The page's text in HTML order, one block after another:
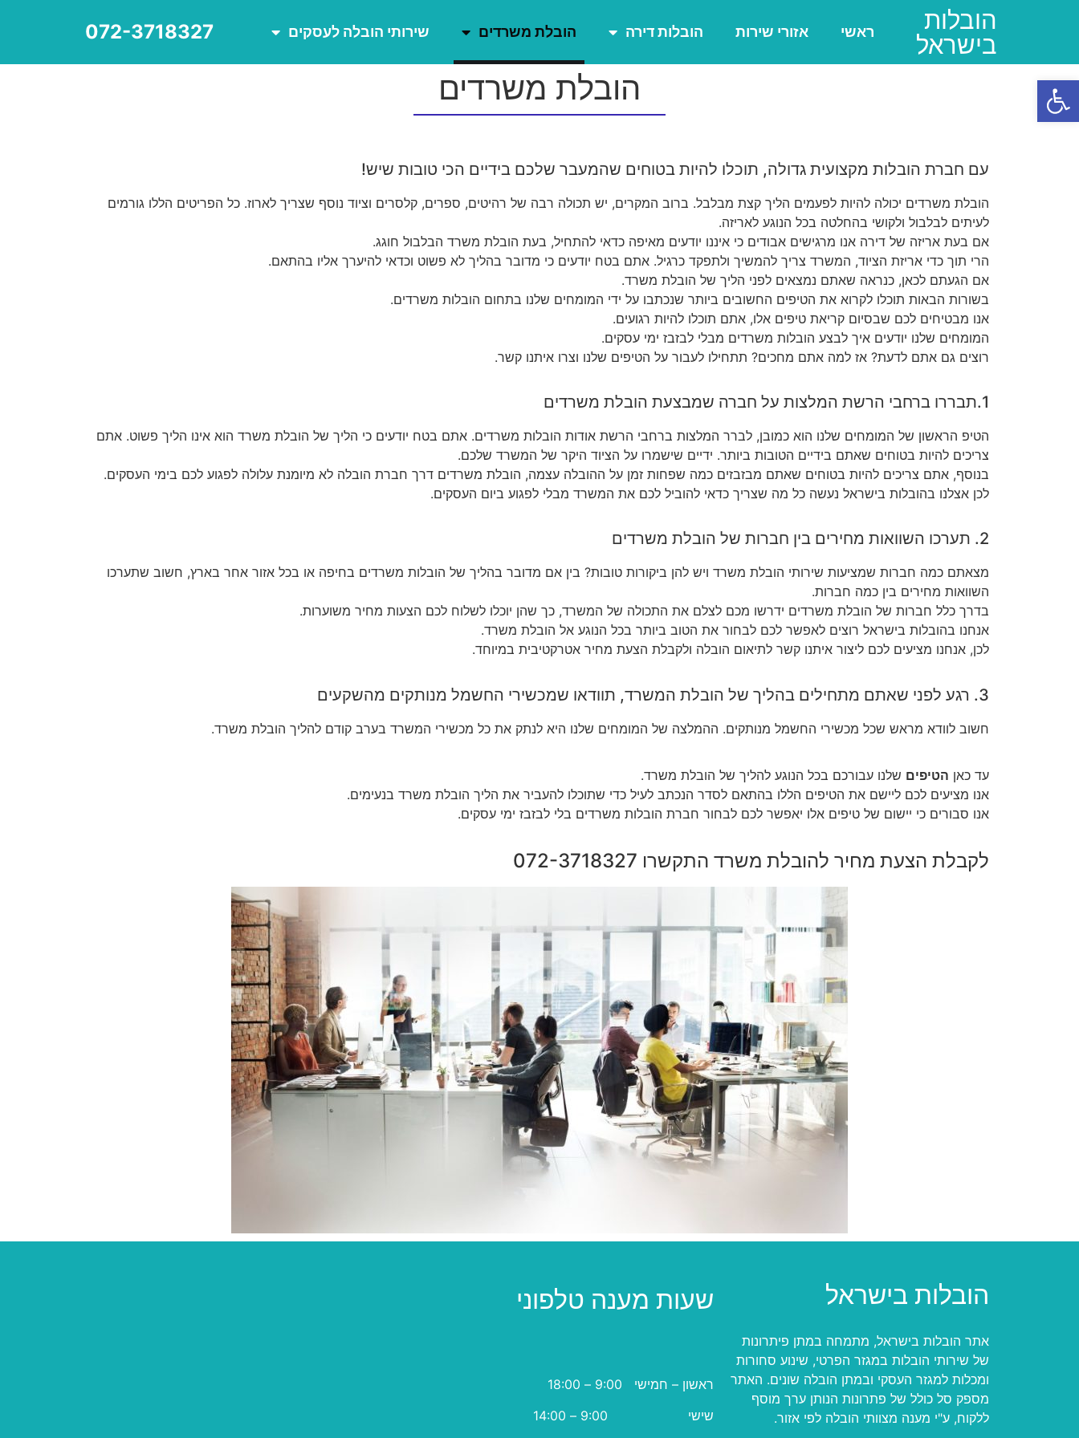
פתח סרגל נגישות
הובלות
בישראל
ראשי אזורי שירות הובלות דירה הובלת משרדים שירותי הובלה לעסקים 072-3718327
הובלת משרדים
עם חברת הובלות מקצועית גדולה, תוכלו להיות בטוחים שהמעבר שלכם בידיים הכי טובות שיש!
הובלת משרדים יכולה להיות לפעמים הליך קצת מבלבל. ברוב המקרים, יש תכולה רבה של רהיטים, ספרים, קלסרים וציוד נוסף שצריך לארוז. כל הפריטים הללו גורמים
לעיתים לבלבול ולקושי בהחלטה בכל הנוגע לאריזה.
אם בעת אריזה של דירה אנו מרגישים אבודים כי איננו יודעים מאיפה כדאי להתחיל, בעת הובלת משרד הבלבול חוגג.
הרי תוך כדי אריזת הציוד, המשרד צריך להמשיך ולתפקד כרגיל. אתם בטח יודעים כי מדובר בהליך לא פשוט וכדאי להיערך אליו בהתאם.
אם הגעתם לכאן, כנראה שאתם נמצאים לפני הליך של הובלת משרד.
בשורות הבאות תוכלו לקרוא את הטיפים החשובים ביותר שנכתבו על ידי המומחים שלנו בתחום הובלות משרדים.
אנו מבטיחים לכם שבסיום קריאת טיפים אלו, אתם תוכלו להיות רגועים.
המומחים שלנו יודעים איך לבצע הובלות משרדים מבלי לבזבז ימי עסקים.
רוצים גם אתם לדעת? אז למה אתם מחכים? תתחילו לעבור על הטיפים שלנו וצרו איתנו קשר.
1.תבררו ברחבי הרשת המלצות על חברה שמבצעת הובלת משרדים
הטיפ הראשון של המומחים שלנו הוא כמובן, לברר המלצות ברחבי הרשת אודות הובלות משרדים. אתם בטח יודעים כי הליך של הובלת משרד הוא אינו הליך פשוט. אתם
צריכים להיות בטוחים שאתם בידיים הטובות ביותר. ידיים שישמרו על הציוד היקר של המשרד שלכם.
בנוסף, אתם צריכים להיות בטוחים שאתם מבזבזים כמה שפחות זמן על ההובלה עצמה, הובלת משרדים דרך חברת הובלה לא מיומנת עלולה לפגוע לכם בימי העסקים.
לכן אצלנו בהובלות בישראל נעשה כל מה שצריך כדאי להוביל לכם את המשרד מבלי לפגוע ביום העסקים.
2. תערכו השוואות מחירים בין חברות של הובלת משרדים
מצאתם כמה חברות שמציעות שירותי הובלת משרד ויש להן ביקורות טובות? בין אם מדובר בהליך של הובלות משרדים בחיפה או בכל אזור אחר בארץ, חשוב שתערכו
השוואות מחירים בין כמה חברות.
בדרך כלל חברות של הובלת משרדים ידרשו מכם לצלם את התכולה של המשרד, כך שהן יוכלו לשלוח לכם הצעות מחיר משוערות.
אנחנו בהובלות בישראל רוצים לאפשר לכם לבחור את הטוב ביותר בכל הנוגע אל הובלת משרד.
לכן, אנחנו מציעים לכם ליצור איתנו קשר לתיאום הובלה ולקבלת הצעת מחיר אטרקטיבית במיוחד.
3. רגע לפני שאתם מתחילים בהליך של הובלת המשרד, תוודאו שמכשירי החשמל מנותקים מהשקעים
חשוב לוודא מראש שכל מכשירי החשמל מנותקים. ההמלצה של המומחים שלנו היא לנתק את כל מכשירי המשרד בערב קודם להליך הובלת משרד.
עד כאן הטיפים שלנו עבורכם בכל הנוגע להליך של הובלת משרד.
אנו מציעים לכם ליישם את הטיפים הללו בהתאם לסדר הנכתב לעיל כדי שתוכלו להעביר את הליך הובלת משרד בנעימים.
אנו סבורים כי יישום של טיפים אלו יאפשר לכם לבחור חברת הובלות משרדים בלי לבזבז ימי עסקים.
לקבלת הצעת מחיר להובלת משרד התקשרו 072-3718327
הובלות בישראל
אתר הובלות בישראל, מתמחה במתן פיתרונות
של שירותי הובלות במגזר הפרטי, שינוע סחורות
ומכלות למגזר העסקי ובמתן הובלה שונים. האתר
מספק סל כולל של פתרונות הנותן ערך מוסף
ללקוח, ע"י מענה מצוותי הובלה לפי אזור.
שעות מענה טלפוני
ראשון – חמישי 9:00 – 18:00
שישי 9:00 – 14:00